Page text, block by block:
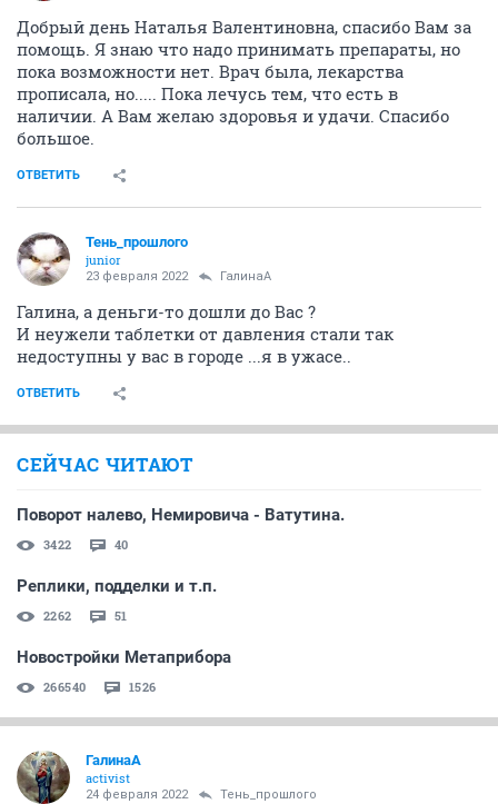
Добрый день Наталья Валентиновна, спасибо Вам за
помощь. Я знаю что надо принимать препараты, но
пока возможности нет. Врач была, лекарства
прописала, но..... Пока лечусь тем, что есть в
наличии. А Вам желаю здоровья и удачи. Спасибо
большое.
ОТВЕТИТЬ
Тень_прошлого
junior
23 февраля 2022 ГалинаА
Галина, а деньги-то дошли до Вас ?
И неужели таблетки от давления стали так
недоступны у вас в городе ...я в ужасе..
ОТВЕТИТЬ
СЕЙЧАС ЧИТАЮТ
Поворот налево, Немировича - Ватутина.
3422 40
Реплики, подделки и т.п.
2262 51
Новостройки Метаприбора
266540 1526
ГалинаА
activist
24 февраля 2022 Тень_прошлого